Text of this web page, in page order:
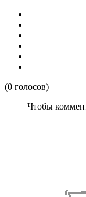
(0 голосов)
Чтобы